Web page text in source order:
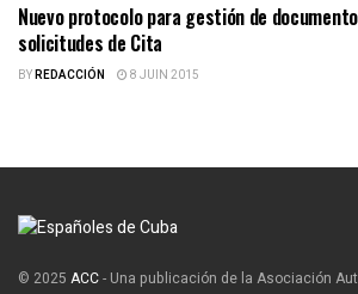
ESPAÑOLES DE CUBA
Nuevo protocolo para gestión de
solicitudes de Cita
BYREDACCIÓN 8 JUIN 2015
© 2025 ACC- Una publicación de la Asociación